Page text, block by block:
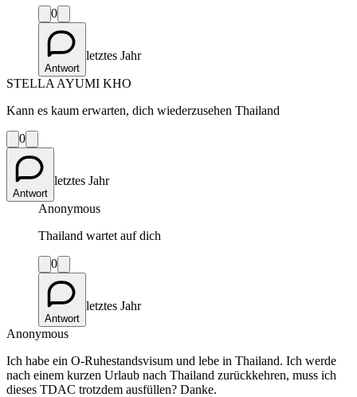
0
Antwort
letztes Jahr
STELLA AYUMI KHO
Kann es kaum erwarten, dich wiederzusehen Thailand
0
Antwort
letztes Jahr
Anonymous
Thailand wartet auf dich
0
Antwort
letztes Jahr
Anonymous
Ich habe ein O-Ruhestandsvisum und lebe in Thailand. Ich werde
nach einem kurzen Urlaub nach Thailand zurückkehren, muss ich
dieses TDAC trotzdem ausfüllen? Danke.